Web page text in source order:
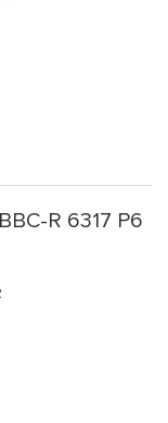
R 6317 P6